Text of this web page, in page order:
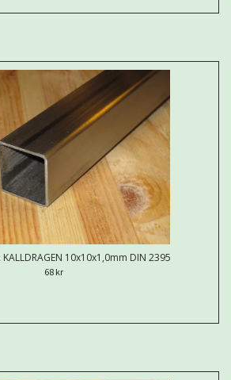
KALLDRAGEN 10x10x1,0mm DIN 2395
68 kr